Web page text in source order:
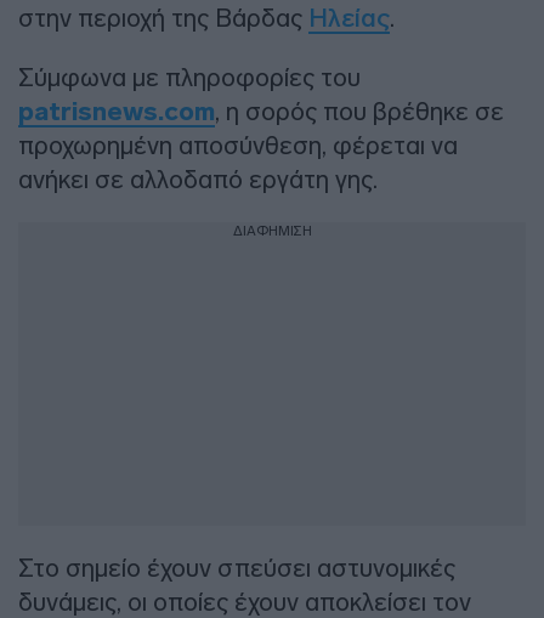
στην περιοχή της Βάρδας Ηλείας.
Σύμφωνα με πληροφορίες του
patrisnews.com, η σορός που βρέθηκε σε
προχωρημένη αποσύνθεση, φέρεται να
ανήκει σε αλλοδαπό εργάτη γης.
ΔΙΑΦΗΜΙΣΗ
Στο σημείο έχουν σπεύσει αστυνομικές
δυνάμεις, οι οποίες έχουν αποκλείσει τον